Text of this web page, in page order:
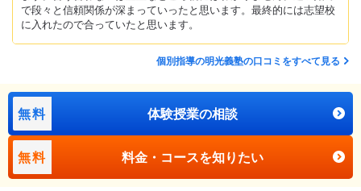
で段々と信頼関係が深まっていったと思います。最終的には志望校
に入れたので合っていたと思います。
個別指導の明光義塾の口コミをすべて見る
無料 体験授業の相談
無料 料金・コースを知りたい